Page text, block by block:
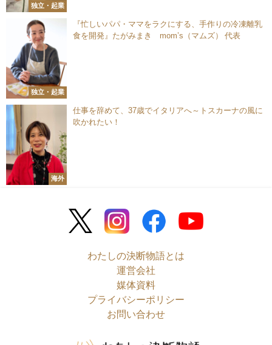
独立・起業
独立・起業
『忙しいパパ・ママをラクにする、手作りの冷凍離乳
食を開発』たがみまき mom’s（マムズ） 代表
海外
仕事を辞めて、37歳でイタリアへ～トスカーナの風に
吹かれたい！
わたしの決断物語とは
運営会社
媒体資料
プライバシーポリシー
お問い合わせ